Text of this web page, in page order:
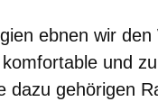
ebnen wir
und
dazu gehörigen